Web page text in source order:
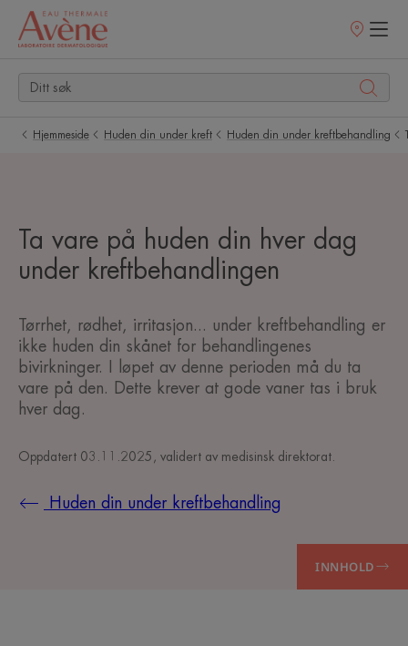
Utsalgssteder
Hjemmeside Huden din under kreft Huden din under kreftbehandling
Ta vare på huden din hver dag
under kreftbehandlingen
Tørrhet, rødhet, irritasjon... under kreftbehandling er
ikke huden din skånet for behandlingenes
bivirkninger. I løpet av denne perioden må du ta
vare på den. Dette krever at gode vaner tas i bruk
hver dag.
Oppdatert 03.11.2025 , validert av medisinsk direktorat
Huden din under kreftbehandling
INNHOLD